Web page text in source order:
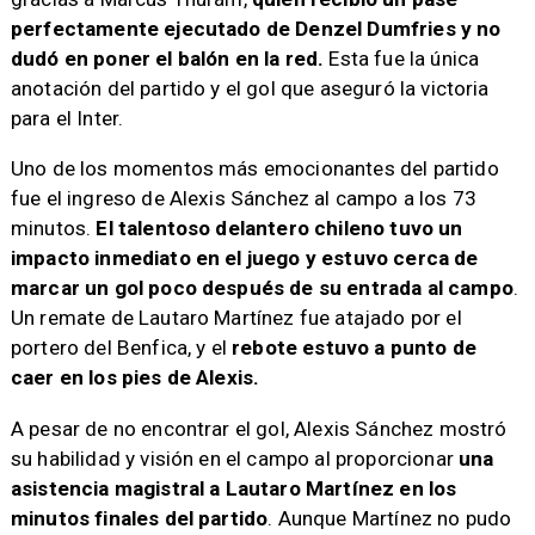
perfectamente ejecutado de Denzel Dumfries y no
dudó en poner el balón en la red. Esta fue la única
anotación del partido y el gol que aseguró la victoria
para el Inter.
Uno de los momentos más emocionantes del partido
fue el ingreso de Alexis Sánchez al campo a los 73
minutos. El talentoso delantero chileno tuvo un
impacto inmediato en el juego y estuvo cerca de
marcar un gol poco después de su entrada al campo.
Un remate de Lautaro Martínez fue atajado por el
portero del Benfica, y el rebote estuvo a punto de
caer en los pies de Alexis.
A pesar de no encontrar el gol, Alexis Sánchez mostró
su habilidad y visión en el campo al proporcionar una
asistencia magistral a Lautaro Martínez en los
minutos finales del partido. Aunque Martínez no pudo